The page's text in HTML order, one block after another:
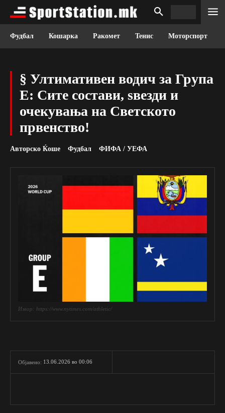
Фудбал Кошарка Ракомет Тенис Моторспорт
§ Ултимативен водич за Група
Е: Сите состави, ѕвезди и
очекувања на Светското
првенство!
Авторско Ќоше Фудбал ФИФА / УЕФА
Извор: https://www.nytimes.com/athletic/
Објавено: 13.06.2026 во 00:06